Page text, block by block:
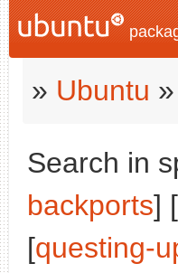
» Ubuntu »
Search in
backports] [
[questing-